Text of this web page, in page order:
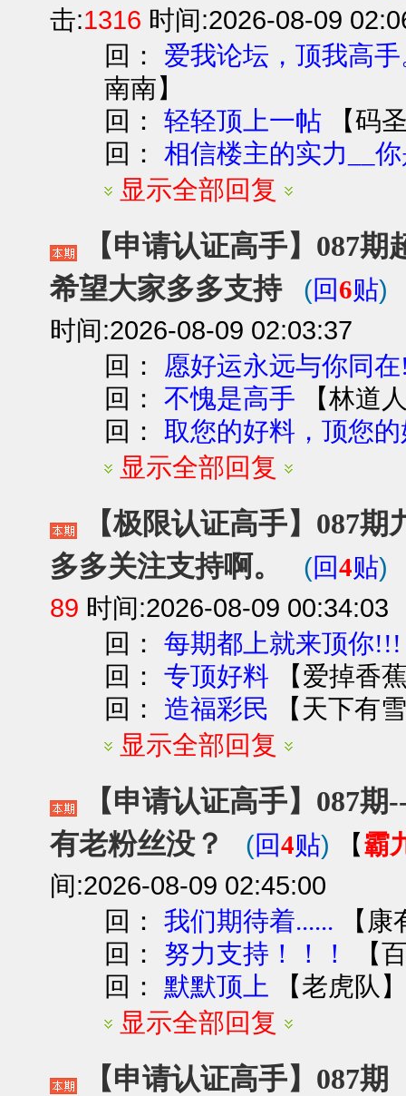
击:1316 时间:2026-08-09
回： 爱我论坛，顶我高
南南】
回：轻轻顶上一帖 【码
回：相信楼主的实力__
显示全部回复
【申请认证高手】087
希望大家多多支持
(回6贴)
时间:2026-08-09 02:03:37
回： 愿好运永远与你同
回：不愧是高手 【林道
回：取您的好料，顶您
显示全部回复
【极限认证高手】087
多多关注支持啊。
(回4贴)
89 时间:2026-08-09 00:34:03
回：每期都上就来顶你!!!
回：专顶好料 【爱掉香
回： 造福彩民 【天下有
显示全部回复
【申请认证高手】087
有老粉丝没？
(回4贴) 【霸
间:2026-08-09 02:45:00
回：我们期待着...... 【 康
回： 努力支持！！！ 【
回：默默顶上 【老虎队
显示全部回复
【申请认证高手】087